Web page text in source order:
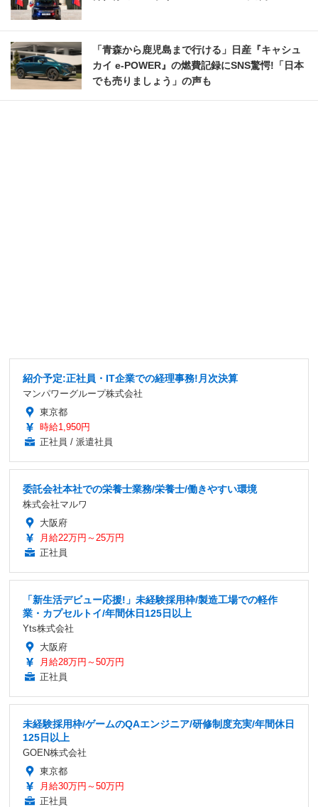
「青森から鹿児島まで行ける」日産『キャシュ
カイ e-POWER』の燃費記録にSNS驚愕!「日本
でも売りましょう」の声も
紹介予定:正社員・IT企業での経理事務!月次決算
マンパワーグループ株式会社
東京都
時給1,950円
正社員 / 派遣社員
委託会社本社での栄養士業務/栄養士/働きやすい環境
株式会社マルワ
大阪府
月給22万円～25万円
正社員
「新生活デビュー応援!」未経験採用枠/製造工場での軽作
業・カプセルトイ/年間休日125日以上
Yts株式会社
大阪府
月給28万円～50万円
正社員
未経験採用枠/ゲームのQAエンジニア/研修制度充実/年間休日
125日以上
GOEN株式会社
東京都
月給30万円～50万円
正社員